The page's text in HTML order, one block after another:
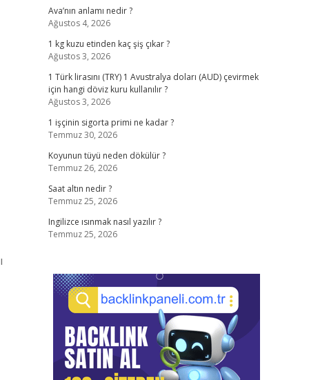
Ava’nın anlamı nedir ?
Ağustos 4, 2026
1 kg kuzu etinden kaç şiş çıkar ?
Ağustos 3, 2026
1 Türk lirasını (TRY) 1 Avustralya doları (AUD) çevirmek
için hangi döviz kuru kullanılır ?
Ağustos 3, 2026
1 işçinin sigorta primi ne kadar ?
Temmuz 30, 2026
Koyunun tüyü neden dökülür ?
Temmuz 26, 2026
Saat altın nedir ?
Temmuz 25, 2026
Ingilizce ısınmak nasıl yazılır ?
Temmuz 25, 2026